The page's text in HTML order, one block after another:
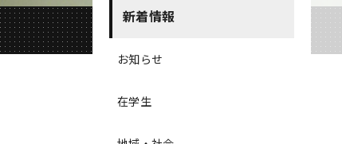
新着情報
お知らせ
在学生